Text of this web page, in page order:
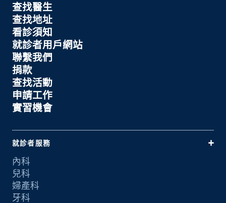
查找醫生
查找地址
看診須知
就診者用戶網站
聯繫我們
捐款
查找活動
申請工作
實習機會
就診者服務
內科
兒科
婦產科
牙科